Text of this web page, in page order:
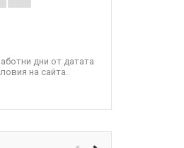
дни от датата
на сайта.